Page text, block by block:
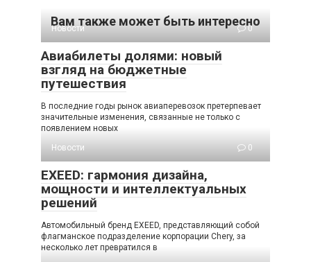
Вам также может быть интересно
Новости 0
Авиабилеты долями: новый
взгляд на бюджетные
путешествия
В последние годы рынок авиаперевозок претерпевает
значительные изменения, связанные не только с
появлением новых
Новости
0
EXEED: гармония дизайна,
мощности и интеллектуальных
решений
Автомобильный бренд EXEED, представляющий собой
флагманское подразделение корпорации Chery, за
несколько лет превратился в